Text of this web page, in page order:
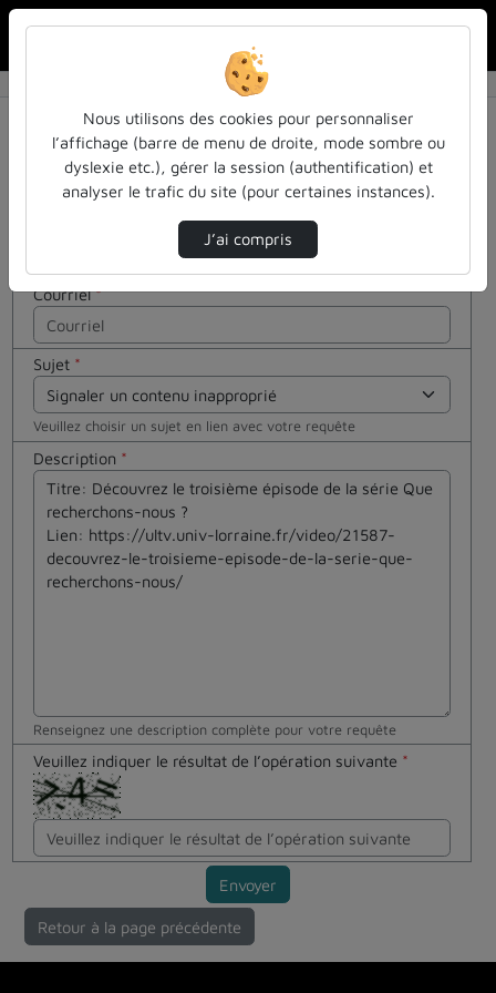
Contactez nous
Votre message
Courriel*
Sujet *
Veuillez choisir un sujet en lien avec votre requête
Description *
Renseignez une description complète pour votre requête
Veuillez indiquer le résultat de l’opération suivante *
Cocher
cette case
si vous êtes
un humain
Envoyer
Retour à la page précédente
Nous utilisons des cookies pour personnaliser
l’affichage (barre de menu de droite, mode sombre ou
dyslexie etc.), gérer la session (authentification) et
analyser le trafic du site (pour certaines instances).
J’ai compris